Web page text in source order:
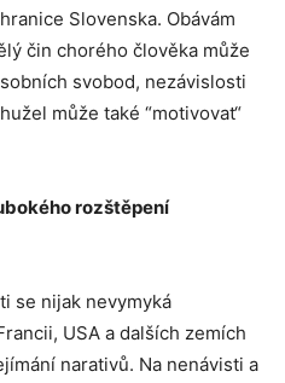
Slovenska. Obávám
čin chorého člověka může
svobod, nezávislosti
může také “motivovat“
rozštěpení
se nijak nevymyká
USA a dalších zemích
narativů. Na nenávisti a